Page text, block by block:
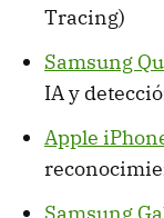
Tracing)
Samsung
IA y
Apple
Samsung